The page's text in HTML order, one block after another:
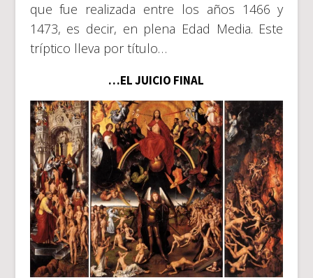
que fue realizada entre los años 1466 y
1473, es decir, en plena Edad Media. Este
tríptico lleva por título…
…EL JUICIO FINAL